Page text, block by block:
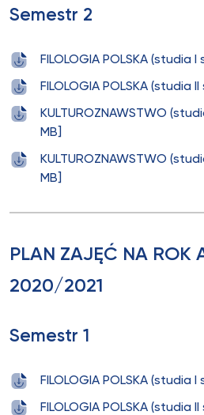
Semestr 2
FILOLOGIA POLSKA (studia I
FILOLOGIA POLSKA (studia
KULTUROZNAWSTWO
MB]
KULTUROZNAWSTWO
MB]
PLAN ZAJĘĆ NA ROK
2020/2021
Semestr 1
FILOLOGIA POLSKA (studia I
FILOLOGIA POLSKA (studia